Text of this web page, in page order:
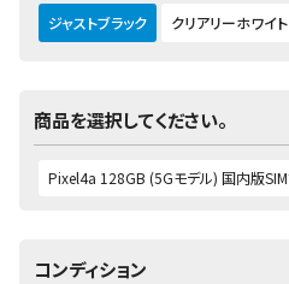
ジャストブラック クリアリーホワイト
商品を選択してください。
コンディション